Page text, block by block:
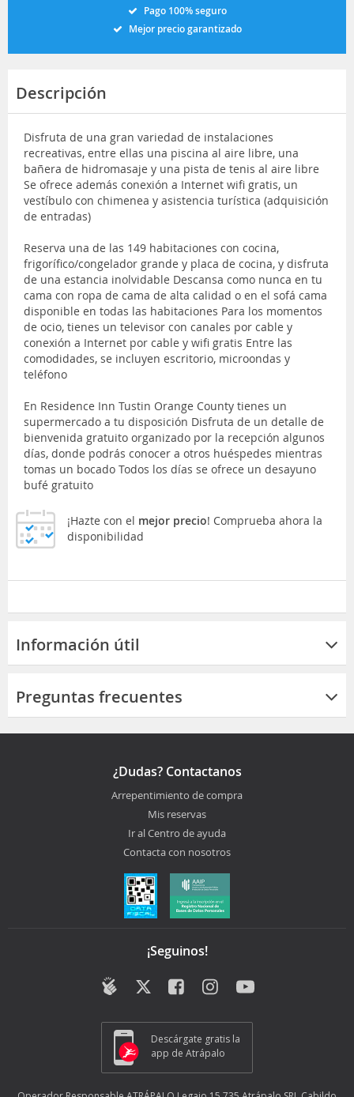
Pago 100% seguro
Mejor precio garantizado
Descripción
Disfruta de una gran variedad de instalaciones
recreativas, entre ellas una piscina al aire libre, una
bañera de hidromasaje y una pista de tenis al aire libre
Se ofrece además conexión a Internet wifi gratis, un
vestíbulo con chimenea y asistencia turística (adquisición
de entradas)
Reserva una de las 149 habitaciones con cocina,
frigorífico/congelador grande y placa de cocina, y disfruta
de una estancia inolvidable Descansa como nunca en tu
cama con ropa de cama de alta calidad o en el sofá cama
disponible en todas las habitaciones Para los momentos
de ocio, tienes un televisor con canales por cable y
conexión a Internet por cable y wifi gratis Entre las
comodidades, se incluyen escritorio, microondas y
teléfono
En Residence Inn Tustin Orange County tienes un
supermercado a tu disposición Disfruta de un detalle de
bienvenida gratuito organizado por la recepción algunos
días, donde podrás conocer a otros huéspedes mientras
tomas un bocado Todos los días se ofrece un desayuno
bufé gratuito
¡Hazte con el mejor precio! Comprueba ahora la
disponibilidad
Información útil
Preguntas frecuentes
¿Dudas? Contactanos
Arrepentimiento de compra
Mis reservas
Ir al Centro de ayuda
Contacta con nosotros
¡Seguinos!
Descárgate gratis la
app de Atrápalo